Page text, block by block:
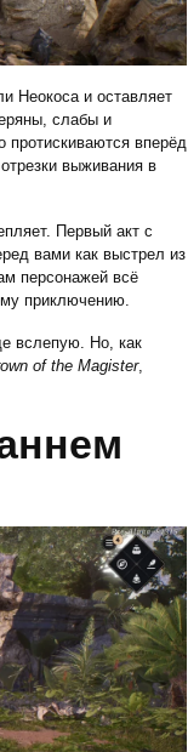
Неокоса и оставляет
слабы и
вперёд
выживания в
Первый акт с
вами как выстрел из
персонажей всё
приключению.
вслепую. Но, как
of the Magister,